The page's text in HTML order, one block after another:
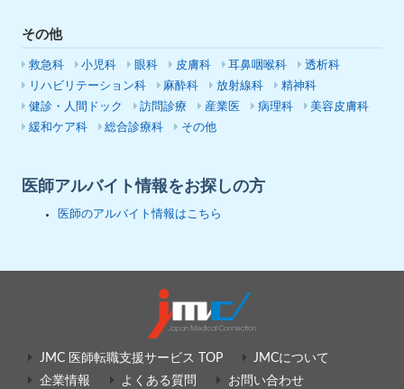
その他
救急科 小児科 眼科 皮膚科 耳鼻咽喉科
透析科
リハビリテーション科
麻酔科 放射線科
精神科
健診・人間ドック
訪問診療 産業医 病理科
美容皮膚科
緩和ケア科
総合診療科 その他
医師アルバイト情報をお探しの方
医師のアルバイト情報はこちら
JMC 医師転職支援サービス TOP
JMCについて
企業情報
よくある質問
お問い合わせ